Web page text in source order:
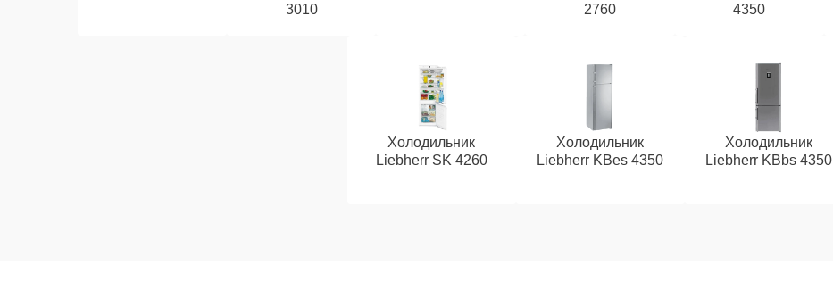
3010
2760
4350
Холодильник
Liebherr SK 4260
Холодильник
Liebherr KBes 4350
Холодильник
Liebherr KBbs 4350